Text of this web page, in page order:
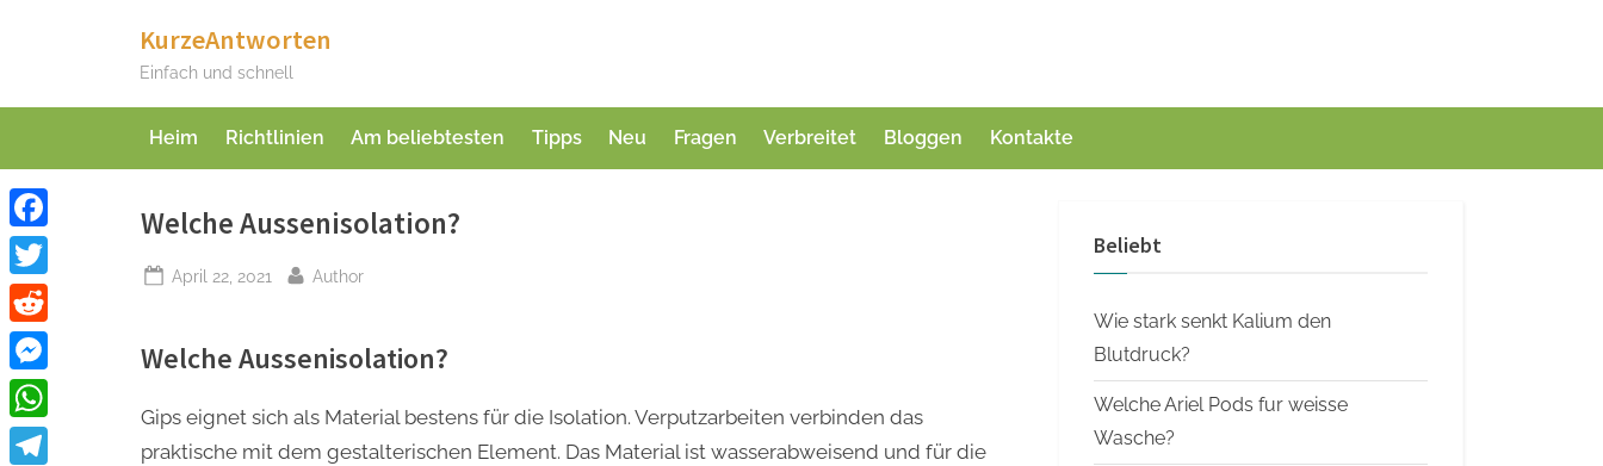
KurzeAntworten
Einfach und schnell
Heim Richtlinien Am beliebtesten Tipps Neu Fragen Verbreitet Bloggen Kontakte
Welche Aussenisolation?
Posted
April 22, 2021 By
Author
Welche Aussenisolation?
Gips eignet sich als Material bestens für die Isolation. Verputzarbeiten verbinden das
praktische mit dem gestalterischen Element. Das Material ist wasserabweisend und für die
Beliebt
Wie stark senkt Kalium den
Blutdruck?
Welche Ariel Pods fur weisse
Wasche?
Facebook
Twitter
Reddit
Messenger
WhatsApp